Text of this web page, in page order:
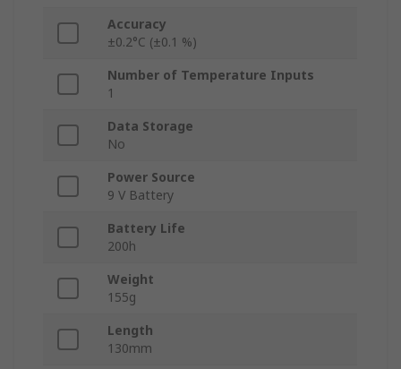
Accuracy
±0.2°C (±0.1 %)
Number of Temperature Inputs
1
Data Storage
No
Power Source
9 V Battery
Battery Life
200h
Weight
155g
Length
130mm